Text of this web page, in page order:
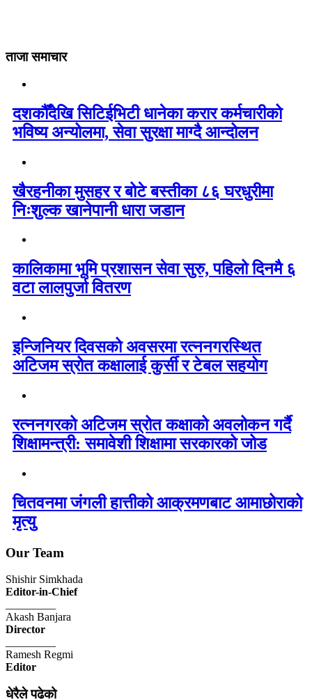
ताजा समाचार
दशकौँदेखि सिटिईभिटी धानेका करार कर्मचारीको
भविष्य अन्योलमा, सेवा सुरक्षा माग्दै आन्दोलन
खैरहनीका मुसहर र बोटे बस्तीका ८६ घरधुरीमा
निःशुल्क खानेपानी धारा जडान
कालिकामा भूमि प्रशासन सेवा सुरु, पहिलो दिनमै ६
वटा लालपुर्जा वितरण
इन्जिनियर दिवसको अवसरमा रत्ननगरस्थित
अटिजम स्रोत कक्षालाई कुर्सी र टेबल सहयोग
रत्ननगरको अटिजम स्रोत कक्षाको अवलोकन गर्दै
शिक्षामन्त्री: समावेशी शिक्षामा सरकारको जोड
चितवनमा जंगली हात्तीको आक्रमणबाट आमाछोराको
मृत्यु
Our Team
Shishir Simkhada
Editor-in-Chief
Akash Banjara
Director
Ramesh Regmi
Editor
धेरैले पढेको